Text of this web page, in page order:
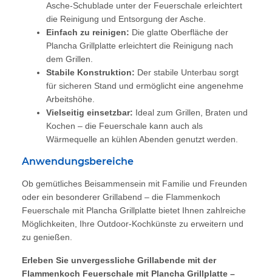
Asche-Schublade unter der Feuerschale erleichtert
die Reinigung und Entsorgung der Asche.
Einfach zu reinigen: Die glatte Oberfläche der
Plancha Grillplatte erleichtert die Reinigung nach
dem Grillen.
Stabile Konstruktion: Der stabile Unterbau sorgt
für sicheren Stand und ermöglicht eine angenehme
Arbeitshöhe.
Vielseitig einsetzbar: Ideal zum Grillen, Braten und
Kochen – die Feuerschale kann auch als
Wärmequelle an kühlen Abenden genutzt werden.
Anwendungsbereiche
Ob gemütliches Beisammensein mit Familie und Freunden
oder ein besonderer Grillabend – die Flammenkoch
Feuerschale mit Plancha Grillplatte bietet Ihnen zahlreiche
Möglichkeiten, Ihre Outdoor-Kochkünste zu erweitern und
zu genießen.
Erleben Sie unvergessliche Grillabende mit der
Flammenkoch Feuerschale mit Plancha Grillplatte –